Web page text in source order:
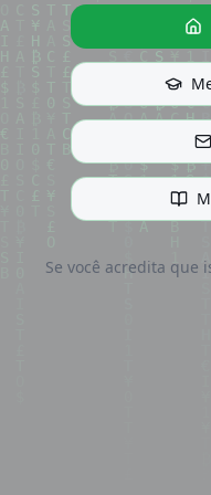
Se você acredita que